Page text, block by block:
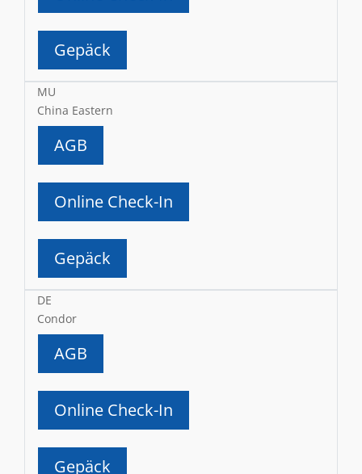
Gepäck
MU
China Eastern
AGB
Online Check-In
Gepäck
DE
Condor
AGB
Online Check-In
Gepäck